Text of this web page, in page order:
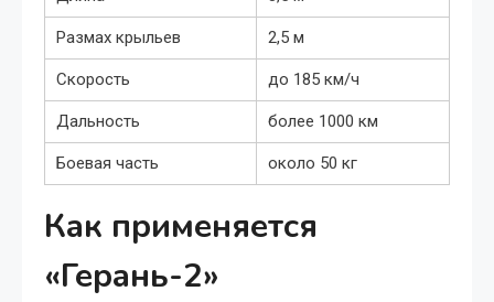
Размах крыльев 2,5 м
Скорость до 185 км/ч
Дальность более 1000 км
Боевая часть около 50 кг
Как применяется
«Герань-2»